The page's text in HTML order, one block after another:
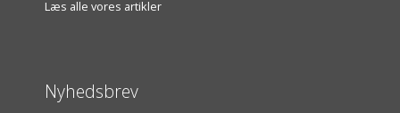
Læs alle vores artikler
Nyhedsbrev